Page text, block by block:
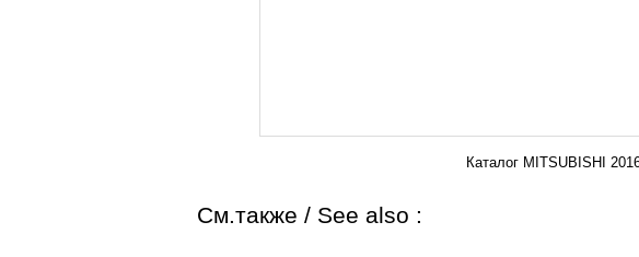
Каталог MITSUBISHI
См.также / See also :